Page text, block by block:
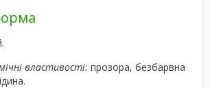
властивості: прозора, безбарвна